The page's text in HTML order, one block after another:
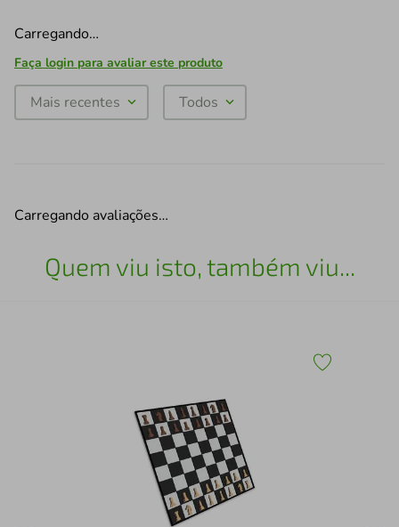
Carregando…
Faça login para avaliar este produto
Mais recentes Todos
Carregando avaliações…
Quem viu isto, também viu...